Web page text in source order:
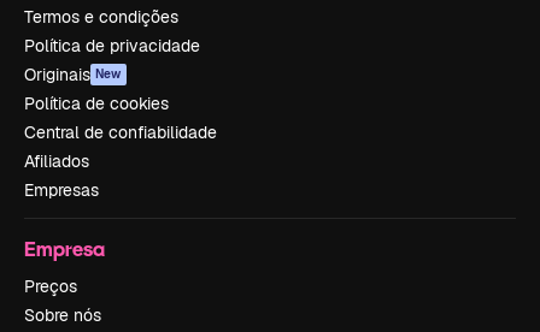
Termos e condições
Política de privacidade
Originais New
Política de cookies
Central de confiabilidade
Afiliados
Empresas
Empresa
Preços
Sobre nós